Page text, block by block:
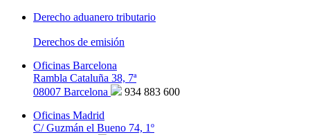
Derecho aduanero tributario
Derechos de emisión
Oficinas Barcelona
Rambla Cataluña 38, 7ª
08007 Barcelona
934 883 600
Oficinas Madrid
C/ Guzmán el Bueno 74, 1º